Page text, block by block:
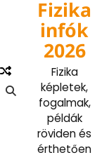
content
Fizika
infók
2026
Fizika
képletek,
fogalmak,
példák
röviden és
érthetően